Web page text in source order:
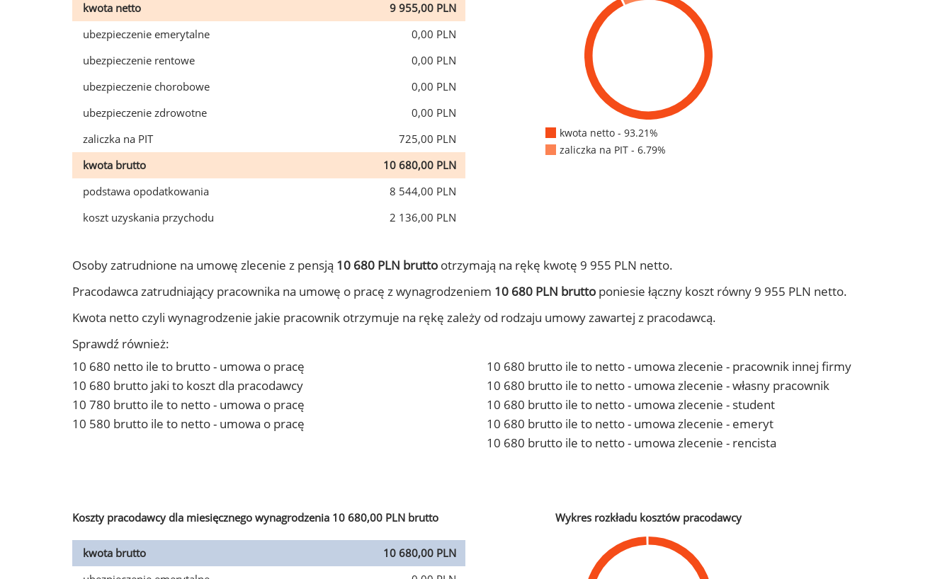
kwota netto
9 955,00 PLN
ubezpieczenie emerytalne
0,00 PLN
ubezpieczenie rentowe
0,00 PLN
ubezpieczenie chorobowe
0,00 PLN
ubezpieczenie zdrowotne
0,00 PLN
zaliczka na PIT
725,00 PLN
kwota brutto
10 680,00 PLN
podstawa opodatkowania
8 544,00 PLN
koszt uzyskania przychodu
2 136,00 PLN
kwota netto - 93.21%
zaliczka na PIT - 6.79%
Osoby zatrudnione na umowę zlecenie z pensją 10 680 PLN brutto otrzymają na rękę kwotę 9 955 PLN netto.
Pracodawca zatrudniający pracownika na umowę o pracę z wynagrodzeniem 10 680 PLN brutto poniesie łączny koszt równy 9 955 PLN netto.
Kwota netto czyli wynagrodzenie jakie pracownik otrzymuje na rękę zależy od rodzaju umowy zawartej z pracodawcą.
Sprawdź również:
10 680 netto ile to brutto - umowa o pracę
10 680 brutto jaki to koszt dla pracodawcy
10 780 brutto ile to netto - umowa o pracę
10 580 brutto ile to netto - umowa o pracę
10 680 brutto ile to netto - umowa zlecenie - pracownik innej firmy
10 680 brutto ile to netto - umowa zlecenie - własny pracownik
10 680 brutto ile to netto - umowa zlecenie - student
10 680 brutto ile to netto - umowa zlecenie - emeryt
10 680 brutto ile to netto - umowa zlecenie - rencista
Koszty pracodawcy dla miesięcznego wynagrodzenia 10 680,00 PLN brutto
kwota brutto
10 680,00 PLN
Wykres rozkładu kosztów pracodawcy